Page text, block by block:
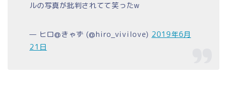
ルの写真が批判されてて笑ったw
— ヒロ@きゃず (@hiro_vivilove) 2019年6月
21日